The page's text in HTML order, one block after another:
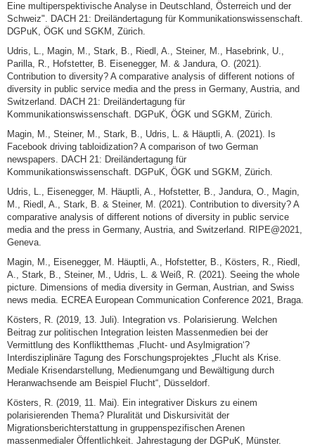
Eine multiperspektivische Analyse in Deutschland, Österreich und der
Schweiz". DACH 21: Dreiländertagung für Kommunikationswissenschaft.
DGPuK, ÖGK und SGKM, Zürich.
Udris, L., Magin, M., Stark, B., Riedl, A., Steiner, M., Hasebrink, U.,
Parilla, R., Hofstetter, B. Eisenegger, M. & Jandura, O. (2021).
Contribution to diversity? A comparative analysis of different notions of
diversity in public service media and the press in Germany, Austria, and
Switzerland. DACH 21: Dreiländertagung für
Kommunikationswissenschaft. DGPuK, ÖGK und SGKM, Zürich.
Magin, M., Steiner, M., Stark, B., Udris, L. & Häuptli, A. (2021). Is
Facebook driving tabloidization? A comparison of two German
newspapers. DACH 21: Dreiländertagung für
Kommunikationswissenschaft. DGPuK, ÖGK und SGKM, Zürich.
Udris, L., Eisenegger, M. Häuptli, A., Hofstetter, B., Jandura, O., Magin,
M., Riedl, A., Stark, B. & Steiner, M. (2021). Contribution to diversity? A
comparative analysis of different notions of diversity in public service
media and the press in Germany, Austria, and Switzerland. RIPE@2021,
Geneva.
Magin, M., Eisenegger, M. Häuptli, A., Hofstetter, B., Kösters, R., Riedl,
A., Stark, B., Steiner, M., Udris, L. & Weiß, R. (2021). Seeing the whole
picture. Dimensions of media diversity in German, Austrian, and Swiss
news media. ECREA European Communication Conference 2021, Braga.
Kösters, R. (2019, 13. Juli). Integration vs. Polarisierung. Welchen
Beitrag zur politischen Integration leisten Massenmedien bei der
Vermittlung des Konfliktthemas ‚Flucht- und Asylmigration‘?
Interdisziplinäre Tagung des Forschungsprojektes „Flucht als Krise.
Mediale Krisendarstellung, Medienumgang und Bewältigung durch
Heranwachsende am Beispiel Flucht“, Düsseldorf.
Kösters, R. (2019, 11. Mai). Ein integrativer Diskurs zu einem
polarisierenden Thema? Pluralität und Diskursivität der
Migrationsberichterstattung in gruppenspezifischen Arenen
massenmedialer Öffentlichkeit. Jahrestagung der DGPuK, Münster.